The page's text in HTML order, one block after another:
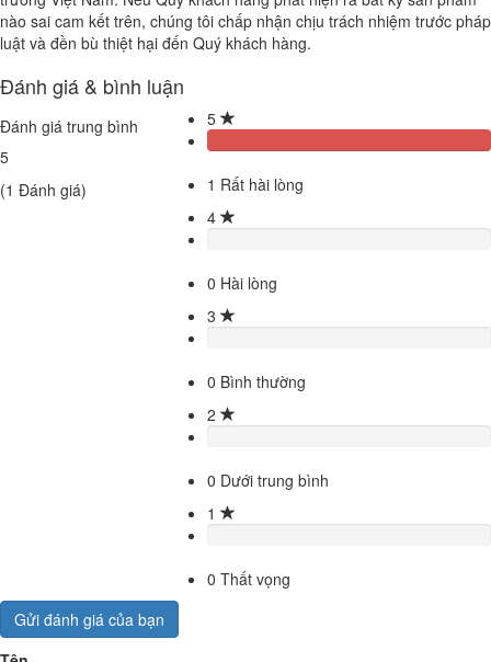
nào sai cam kết trên, chúng tôi chấp nhận chịu trách nhiệm trước pháp
luật và đền bù thiệt hại đến Quý khách hàng.
Đánh giá & bình luận
Đánh giá trung bình
5
(1 Đánh giá)
5
1 Rất hài lòng
4
0 Hài lòng
3
0 Bình thường
2
0 Dưới trung bình
1
0 Thất vọng
Gửi đánh giá của bạn